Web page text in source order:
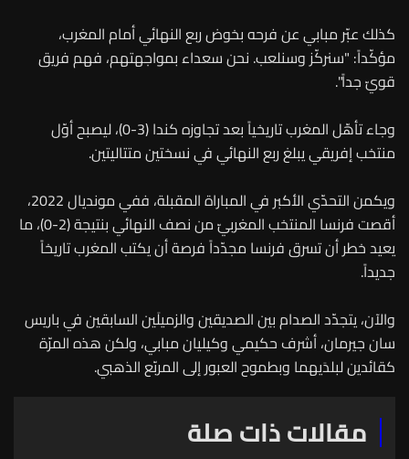
كذلك عبّر مبابي عن فرحه بخوض ربع النهائي أمام المغرب،
مؤكّداً: "سنركّز وسنلعب. نحن سعداء بمواجهتهم، فهم فريق
قويّ جداً".
وجاء تأهّل المغرب تاريخياً بعد تجاوزه كندا (3-0)، ليصبح أوّل
منتخب إفريقي يبلغ ربع النهائي في نسختين متتاليتين.
ويكمن التحدّي الأكبر في المباراة المقبلة، ففي مونديال 2022،
أقصت فرنسا المنتخب المغربيّ من نصف النهائي بنتيجة (2-0)، ما
يعيد خطر أن تسرق فرنسا مجدّداً فرصة أن يكتب المغرب تاريخاً
جديداً.
والآن، يتجدّد الصدام بين الصديقين والزميلَين السابقين في باريس
سان جيرمان، أشرف حكيمي وكيليان مبابي، ولكن هذه المرّة
كقائدين لبلدَيهما وبطموح العبور إلى المربّع الذهبي.
مقالات ذات صلة